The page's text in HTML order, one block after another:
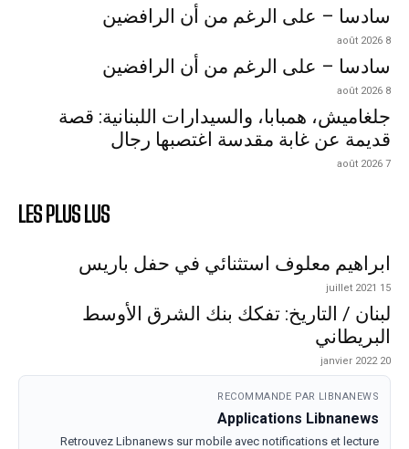
سادسا – على الرغم من أن الرافضين
8 août 2026
سادسا – على الرغم من أن الرافضين
8 août 2026
جلغاميش، همبابا، والسيدارات اللبنانية: قصة
قديمة عن غابة مقدسة اغتصبها رجال
7 août 2026
LES PLUS LUS
ابراهيم معلوف استثنائي في حفل باريس
15 juillet 2021
لبنان / التاريخ: تفكك بنك الشرق الأوسط
البريطاني
20 janvier 2022
RECOMMANDE PAR LIBNANEWS
Applications Libnanews
Retrouvez Libnanews sur mobile avec notifications et lecture